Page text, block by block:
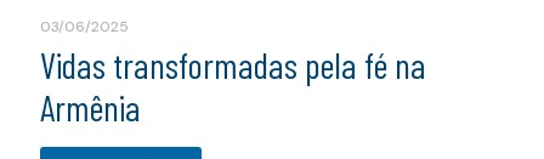
03/06/2025
Vidas transformadas pela fé na
Armênia